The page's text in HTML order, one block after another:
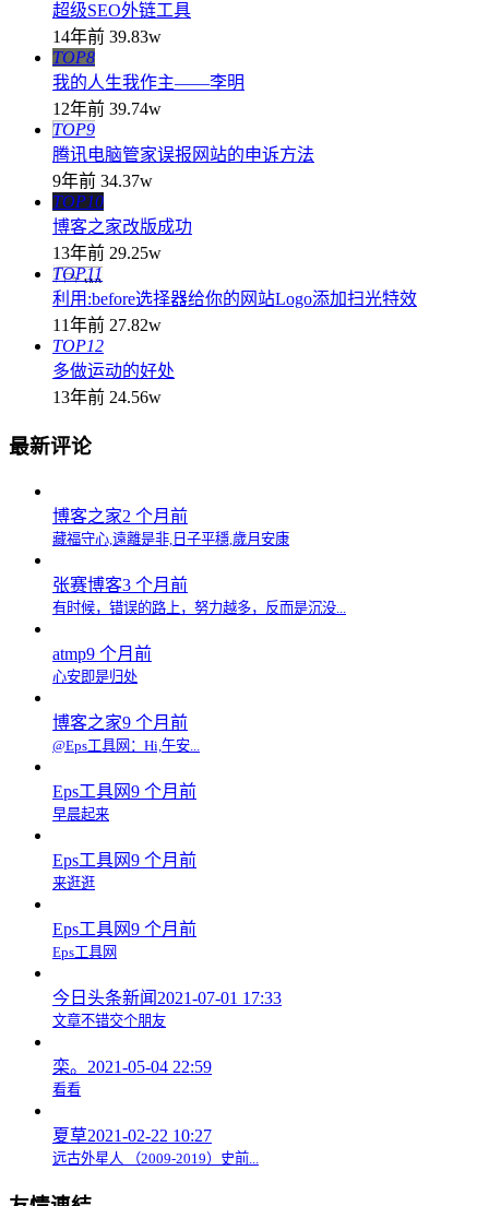
超级SEO外链工具
14年前 39.83w
TOP8
我的人生我作主——李明
12年前 39.74w
TOP9
腾讯电脑管家误报网站的申诉方法
9年前 34.37w
TOP10
博客之家改版成功
13年前 29.25w
TOP11
利用:before选择器给你的网站Logo添加扫光特效
11年前 27.82w
TOP12
多做运动的好处
13年前 24.56w
最新评论
博客之家2 个月前
藏福守心,遠離是非,日子平穩,歲月安康
张赛博客3 个月前
有时候，错误的路上，努力越多，反而是沉没...
atmp9 个月前
心安即是归处
博客之家9 个月前
@Eps工具网：Hi,午安...
Eps工具网9 个月前
早晨起来
Eps工具网9 个月前
来逛逛
Eps工具网9 个月前
Eps工具网
今日头条新闻 2021-07-01 17:33
文章不错交个朋友
栾。 2021-05-04 22:59
看看
夏草2021-02-22 10:27
远古外星人 （2009-2019）史前...